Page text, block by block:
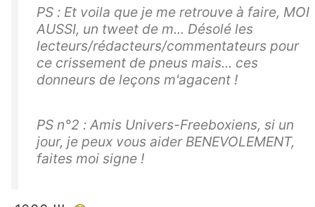
PS : Et voila que je me retrouve à faire, MOI
AUSSI, un tweet de m... Désolé les
lecteurs/rédacteurs/commentateurs pour
ce crissement de pneus mais... ces
donneurs de leçons m'agacent !
PS n°2 : Amis Univers-Freeboxiens, si un
jour, je peux vous aider BENEVOLEMENT,
faites moi signe !